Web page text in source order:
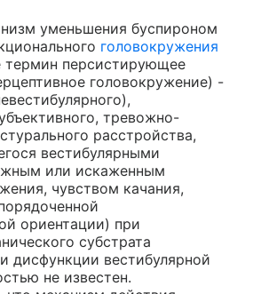
уменьшения буспироном
головокружения
термин персистирующее
головокружение) -
тревожно-
расстройства,
вестибулярными
или искаженным
чувством качания,
ориентации) при
субстрата
дисфункции вестибулярной
не известен.